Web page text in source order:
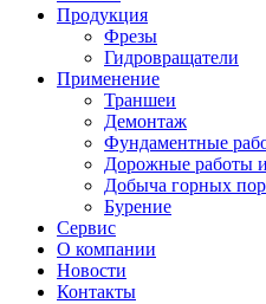
Продукция
Фрезы
Гидровращатели
Применение
Траншеи
Демонтаж
Фундаментные
Дорожные работы
Добыча горных
Бурение
Сервис
О компании
Новости
Контакты